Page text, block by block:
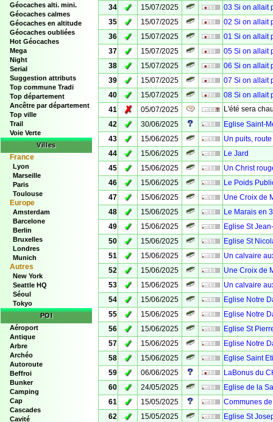
Géocaches alti. mini.
Géocaches calmes
Géocaches en altitude
Géocaches oubliées
Hot Géocaches
Mega
Night
Serial
Suggestion attributs
Top commune Tradi
Top département
Ancêtre par département
Top ville
Trail
Voie Verte
Villes
France
Lyon
Marseille
Paris
Toulouse
Europe
Amsterdam
Barcelone
Berlin
Bruxelles
Londres
Munich
Autres
New York
Seattle HQ
Séoul
Tokyo
POI
Aéroport
Antique
Arbre
Archéo
Autoroute
Beffroi
Bunker
Camping
Cap
Cascades
Cavité
34
✓ 15/07/2025
03 Si on allait
35
✓ 15/07/2025
02 Si on allait
36
✓ 15/07/2025
01 Si on allait
37
✓ 15/07/2025
05 Si on allait
38
✓ 15/07/2025
06 Si on allait
39
✓ 15/07/2025
07 Si on allait
40
✓ 15/07/2025
08 Si on allait
41
✗ 05/07/2025
L'été sera
42
✓ 30/06/2025
Eglise Saint-
43
✓ 15/06/2025
Un puits,
44
✓ 15/06/2025
Le Jard
45
✓ 15/06/2025
Un Christ
46
✓ 15/06/2025
Le Poids
47
✓ 15/06/2025
Une Croix de
48
✓ 15/06/2025
Le Marais en
49
✓ 15/06/2025
Eglise St
50
✓ 15/06/2025
Eglise St
51
✓ 15/06/2025
Un calvaire
52
✓ 15/06/2025
Une Croix de
53
✓ 15/06/2025
Un calvaire
54
✓ 15/06/2025
Eglise Notre
55
✓ 15/06/2025
Eglise Notre
56
✓ 15/06/2025
Eglise St
57
✓ 15/06/2025
Eglise Notre
58
✓ 15/06/2025
Eglise Saint
59
✓ 06/06/2025
LaBonus du
60
✓ 24/05/2025
Eglise de la
61
✓ 15/05/2025
Communes
62
✓ 15/05/2025
Eglise St